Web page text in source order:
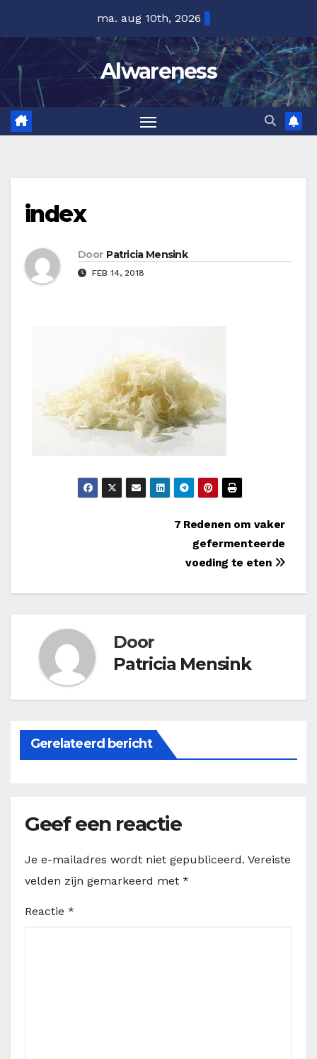
inhoud
ma. aug 10th, 2026
Alwareness
index
Door Patricia Mensink
FEB 14, 2018
7 Redenen om vaker
gefermenteerde
voeding te eten
Door
Patricia Mensink
Gerelateerd bericht
Geef een reactie
Je e-mailadres wordt niet gepubliceerd. Vereiste
velden zijn gemarkeerd met *
Reactie *